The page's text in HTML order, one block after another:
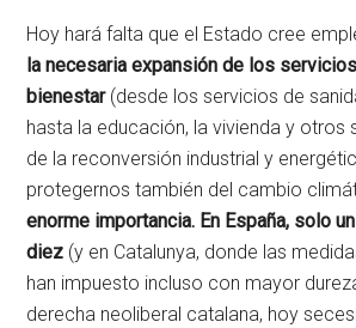
Hoy hará falta que el Estado cree
la necesaria expansión de los
bienestar(desde los servicios de
hasta la educación, la vivienda y otros
de la reconversión industrial y
protegernos también del cambio
enorme importancia. En España, solo
diez (y en Catalunya, donde las
han impuesto incluso con mayor
derecha neoliberal catalana, hoy